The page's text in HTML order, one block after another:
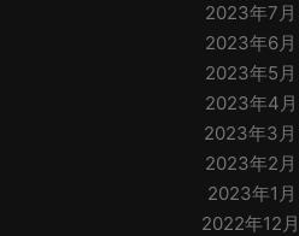
2023年7月
2023年6月
2023年5月
2023年4月
2023年3月
2023年2月
2023年1月
2022年12月